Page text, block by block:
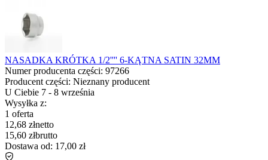
NASADKA KRÓTKA 1/2'''' 6-KĄTNA SATIN 32MM
Numer producenta części: 97266
Producent części: Nieznany producent
U Ciebie 7 - 8 września
Wysyłka z:
1 oferta
12,68 złnetto
15,60 złbrutto
Dostawa od: 17,00 zł